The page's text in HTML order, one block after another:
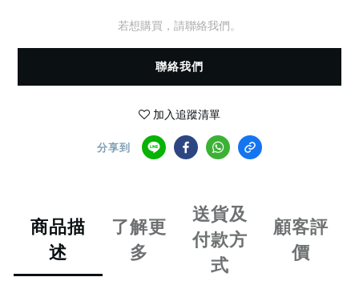
若想購買，請聯絡我們。
聯絡我們
加入追蹤清單
分享到
商品描
述
了解更
多
送貨及
付款方
式
顧客評
價